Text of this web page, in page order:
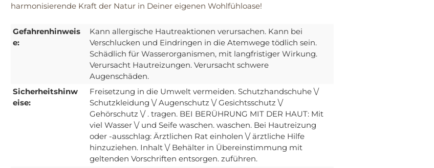
harmonisierende Kraft der Natur in Deiner eigenen Wohlfühloase!
Gefahrenhinweis
e:
Kann allergische Hautreaktionen verursachen. Kann bei
Verschlucken und Eindringen in die Atemwege tödlich sein.
Schädlich für Wasserorganismen, mit langfristiger Wirkung.
Verursacht Hautreizungen. Verursacht schwere
Augenschäden.
Sicherheitshinw
eise:
Freisetzung in die Umwelt vermeiden. Schutzhandschuhe \/
Schutzkleidung \/ Augenschutz \/ Gesichtsschutz \/
Gehörschutz \/ . tragen. BEI BERÜHRUNG MIT DER HAUT: Mit
viel Wasser \/ und Seife waschen. waschen. Bei Hautreizung
oder -ausschlag: Ärztlichen Rat einholen \/ ärztliche Hilfe
hinzuziehen. Inhalt \/ Behälter in Übereinstimmung mit
geltenden Vorschriften entsorgen. zuführen.